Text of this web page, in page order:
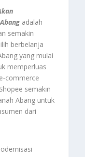
adalah
semakin
berbelanja
yang mulai
memperluas
commerce
semakin
Abang untuk
dari